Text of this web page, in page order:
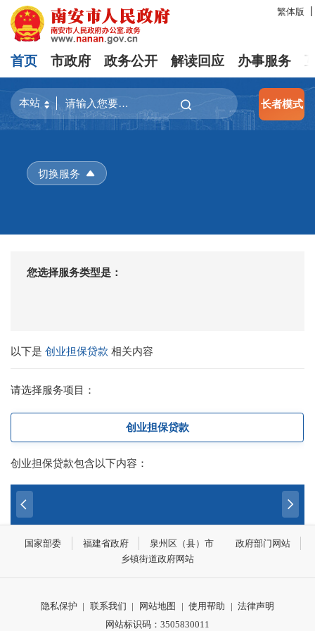
繁体版
首页 市政府 政务公开 解读回应 办事服务
长者模式
切换服务
您选择服务类型是：
以下是创业担保贷款相关内容
请选择服务项目：
创业担保贷款
创业担保贷款包含以下内容：
国家部委 福建省政府 泉州区（县）市
政府部门网站
乡镇街道政府网站
隐私保护 | 联系我们 | 网站地图 | 使用帮助 | 法律声明
网站标识码：3505830011